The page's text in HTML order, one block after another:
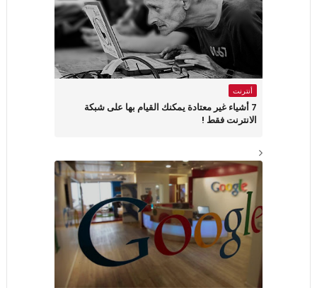
أنترنت
7 أشياء غير معتادة يمكنك القيام بها على شبكة
الانترنت فقط !